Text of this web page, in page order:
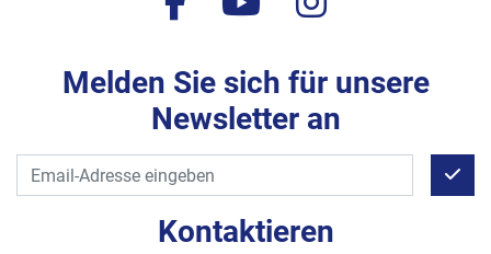
Kontaktieren
Melden Sie sich für unsere
Newsletter an